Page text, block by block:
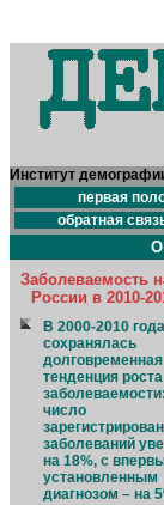
Институт
первая
обратная
Заболеваемость
России в 2010-
В 2000-2010
сохранялась
долговременная
тенденция роста
число
заболеваний
на 18%, с
установленным
диагнозом – на